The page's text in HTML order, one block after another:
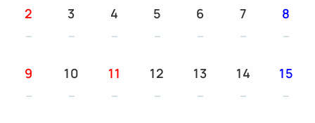
実際は1室2名で合計4名様のご利用になります。
・未就学のお子様の宿泊代は無料です。（寝具・アメ
ニティなし）
2 3 4 5 6 7 8
9 10 11 12 13 14 15